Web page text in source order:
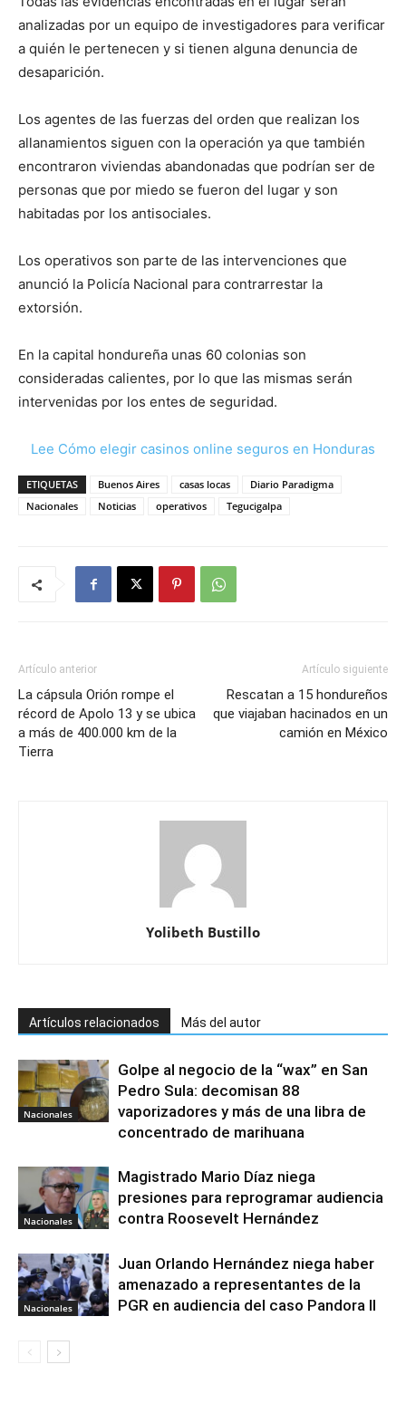
analizadas por un equipo de investigadores para verificar
a quién le pertenecen y si tienen alguna denuncia de
desaparición.
Los agentes de las fuerzas del orden que realizan los
allanamientos siguen con la operación ya que también
encontraron viviendas abandonadas que podrían ser de
personas que por miedo se fueron del lugar y son
habitadas por los antisociales.
Los operativos son parte de las intervenciones que
anunció la Policía Nacional para contrarrestar la
extorsión.
En la capital hondureña unas 60 colonias son
consideradas calientes, por lo que las mismas serán
intervenidas por los entes de seguridad.
Lee Cómo elegir casinos online seguros en Honduras
ETIQUETAS Buenos Aires casas locas
Diario Paradigma
Nacionales
Noticias operativos Tegucigalpa
Artículo anterior
La cápsula Orión rompe el
récord de Apolo 13 y se ubica
a más de 400.000 km de la
Tierra
Artículo siguiente
Rescatan a 15 hondureños
que viajaban hacinados en un
camión en México
Yolibeth Bustillo
Artículos relacionados Más del autor
Nacionales
Golpe al negocio de la “wax” en San
Pedro Sula: decomisan 88
vaporizadores y más de una libra de
concentrado de marihuana
Nacionales
Magistrado Mario Díaz niega
presiones para reprogramar audiencia
contra Roosevelt Hernández
Nacionales
Juan Orlando Hernández niega haber
amenazado a representantes de la
PGR en audiencia del caso Pandora II